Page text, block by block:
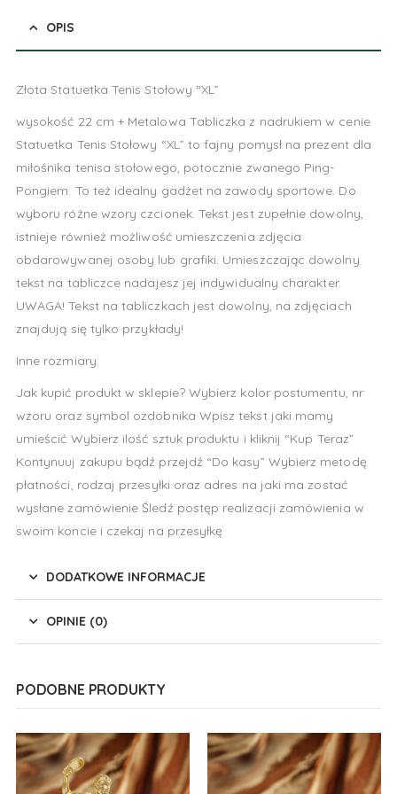
OPIS
Złota Statuetka Tenis Stołowy “XL”
wysokość 22 cm + Metalowa Tabliczka z nadrukiem w cenie
Statuetka Tenis Stołowy “XL” to fajny pomysł na prezent dla
miłośnika tenisa stołowego, potocznie zwanego Ping-
Pongiem. To też idealny gadżet na zawody sportowe. Do
wyboru różne wzory czcionek. Tekst jest zupełnie dowolny,
istnieje również możliwość umieszczenia zdjęcia
obdarowywanej osoby lub grafiki. Umieszczając dowolny
tekst na tabliczce nadajesz jej indywidualny charakter.
UWAGA! Tekst na tabliczkach jest dowolny, na zdjęciach
znajdują się tylko przykłady!
Inne rozmiary:
Jak kupić produkt w sklepie? Wybierz kolor postumentu, nr
wzoru oraz symbol ozdobnika Wpisz tekst jaki mamy
umieścić Wybierz ilość sztuk produktu i kliknij “Kup Teraz”
Kontynuuj zakupu bądź przejdź “Do kasy” Wybierz metodę
płatności, rodzaj przesyłki oraz adres na jaki ma zostać
wysłane zamówienie Śledź postęp realizacji zamówienia w
swoim koncie i czekaj na przesyłkę
DODATKOWE INFORMACJE
OPINIE (0)
PODOBNE PRODUKTY